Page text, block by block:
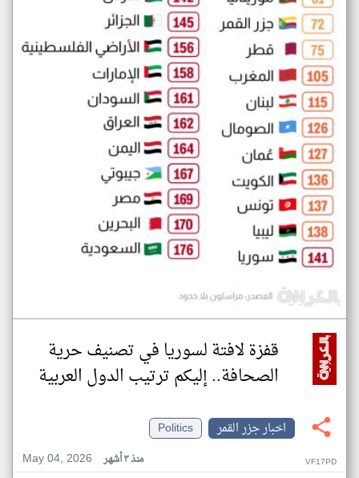
قفزة لافتة لسوريا في تصنيف حرية
الصحافة.. إليكم ترتيب الدول العربية
اخبار جزر القمر
Politics
May 04, 2026
منذ ٣ أشهر VF17PD